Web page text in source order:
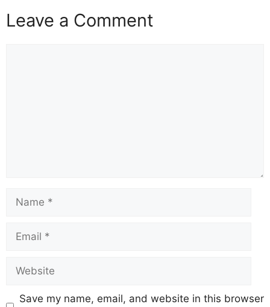
Leave a Comment
Save my name, email, and website in this browser